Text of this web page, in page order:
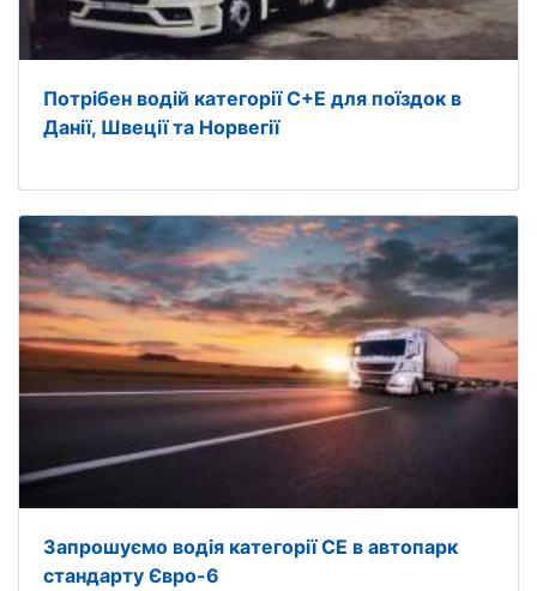
Потрібен водій категорії С+Е для поїздок в
Данії, Швеції та Норвегії
Запрошуємо водія категорії CE в автопарк
стандарту Євро-6